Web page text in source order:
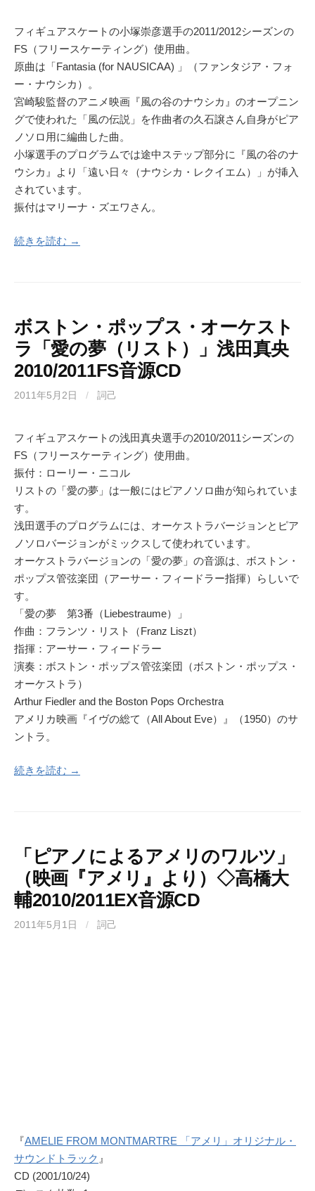
フィギュアスケートの小塚崇彦選手の2011/2012シーズンの
FS（フリースケーティング）使用曲。
原曲は「Fantasia (for NAUSICAA) 」（ファンタジア・フォ
ー・ナウシカ）。
宮崎駿監督のアニメ映画『風の谷のナウシカ』のオープニン
グで使われた「風の伝説」を作曲者の久石譲さん自身がピア
ノソロ用に編曲した曲。
小塚選手のプログラムでは途中ステップ部分に『風の谷のナ
ウシカ』より「遠い日々（ナウシカ・レクイエム）」が挿入
されています。
振付はマリーナ・ズエワさん。
続きを読む →
ボストン・ポップス・オーケスト
ラ「愛の夢（リスト）」浅田真央
2010/2011FS音源CD
2011年5月2日 / 詞己
フィギュアスケートの浅田真央選手の2010/2011シーズンの
FS（フリースケーティング）使用曲。
振付：ローリー・ニコル
リストの「愛の夢」は一般にはピアノソロ曲が知られていま
す。
浅田選手のプログラムには、オーケストラバージョンとピア
ノソロバージョンがミックスして使われています。
オーケストラバージョンの「愛の夢」の音源は、ボストン・
ポップス管弦楽団（アーサー・フィードラー指揮）らしいで
す。
「愛の夢 第3番（Liebestraume）」
作曲：フランツ・リスト（Franz Liszt）
指揮：アーサー・フィードラー
演奏：ボストン・ポップス管弦楽団（ボストン・ポップス・
オーケストラ）
Arthur Fiedler and the Boston Pops Orchestra
アメリカ映画『イヴの総て（All About Eve）』（1950）のサ
ントラ。
続きを読む →
「ピアノによるアメリのワルツ」
（映画『アメリ』より）◇高橋大
輔2010/2011EX音源CD
2011年5月1日 / 詞己
『AMELIE FROM MONTMARTRE 「アメリ」オリジナル・
サウンドトラック 』
CD (2001/10/24)